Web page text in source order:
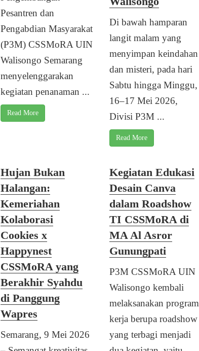
Pesantren dan
Pengabdian Masyarakat
(P3M) CSSMoRA UIN
Walisongo Semarang
menyelenggarakan
kegiatan penanaman ...
Read More
Di bawah hamparan
langit malam yang
menyimpan keindahan
dan misteri, pada hari
Sabtu hingga Minggu,
16–17 Mei 2026,
Divisi P3M ...
Read More
Hujan Bukan
Halangan:
Kemeriahan
Kolaborasi
Cookies x
Happynest
CSSMoRA yang
Berakhir Syahdu
di Panggung
Wapres
Semarang, 9 Mei 2026
Kegiatan Edukasi
Desain Canva
dalam Roadshow
TI CSSMoRA di
MA Al Asror
Gunungpati
P3M CSSMoRA UIN
Walisongo kembali
melaksanakan program
kerja berupa roadshow
yang terbagi menjadi